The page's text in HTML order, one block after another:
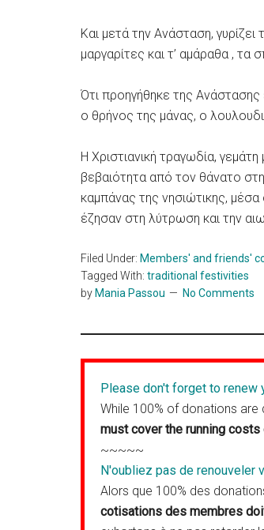
Και μετά την Ανάσταση,
μαργαρίτες και τ’ αμάραθα , τα
Ότι προηγήθηκε της
ο θρήνος της μάνας, ο
Η Χριστιανική τραγωδία,
βεβαιότητα από τον θάνατο
καμπάνας της νησιώτικης,
έζησαν στη λύτρωση και την
Filed Under: Members' and friends'
Tagged With: traditional festivities
by Mania Passou No Comments
Please don't forget to renew
While 100% of donations
must cover the running
~~~~~
N'oubliez pas de renouveler
Alors que 100% des
cotisations des membres